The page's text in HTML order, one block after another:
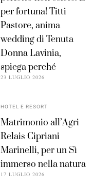
per fortuna! Titti
Pastore, anima
wedding di Tenuta
Donna Lavinia,
spiega perché
23 LUGLIO 2026
HOTEL E RESORT
Matrimonio all’Agri
Relais Cipriani
Marinelli, per un Sì
immerso nella natura
17 LUGLIO 2026